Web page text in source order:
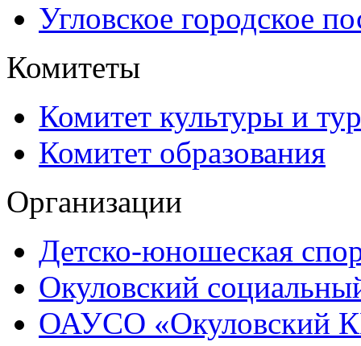
Угловское городское
Комитеты
Комитет культуры и
Комитет образования
Организации
Детско-юношеская
Окуловский
ОАУСО «Окуловский